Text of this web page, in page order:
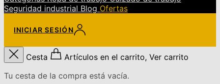
Seguridad industrial Blog Ofertas
INICIAR SESIÓN
Cesta
Artículos en el carrito, Ver carrito
Tu cesta de la compra está vacía.